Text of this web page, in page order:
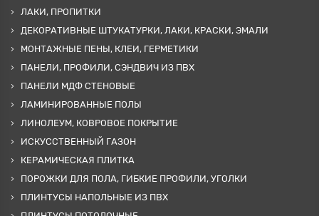
ЛАКИ, ПРОПИТКИ
ДЕКОРАТИВНЫЕ ШТУКАТУРКИ, ЛАКИ, КРАСКИ, ЭМАЛИ
МОНТАЖНЫЕ ПЕНЫ, КЛЕИ, ГЕРМЕТИКИ
ПАНЕЛИ, ПРОФИЛИ, СЭНДВИЧ ИЗ ПВХ
ПАНЕЛИ МДФ СТЕНОВЫЕ
ЛАМИНИРОВАННЫЕ ПОЛЫ
ЛИНОЛЕУМ, КОВРОВОЕ ПОКРЫТИЕ
ИСКУССТВЕННЫЙ ГАЗОН
КЕРАМИЧЕСКАЯ ПЛИТКА
ПОРОЖКИ ДЛЯ ПОЛА, ГИБКИЕ ПРОФИЛИ, УГОЛКИ
ПЛИНТУСЫ НАПОЛЬНЫЕ ИЗ ПВХ